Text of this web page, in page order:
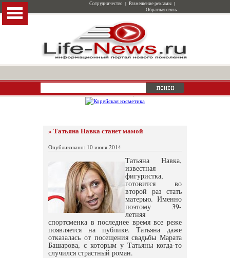
Сотрудничество | Размещение рекламы |
Обратная связь
» Татьяна Навка станет мамой
Опубликовано: 10 июня 2014
Татьяна Навка,
известная
фигуристка,
готовится во
второй раз стать
матерью. Именно
поэтому 39-
летняя
спортсменка в последнее время все реже
появляется на публике. Татьяна даже
отказалась от посещения свадьбы Марата
Башарова, с которым у Татьяны когда-то
случился страстный роман.